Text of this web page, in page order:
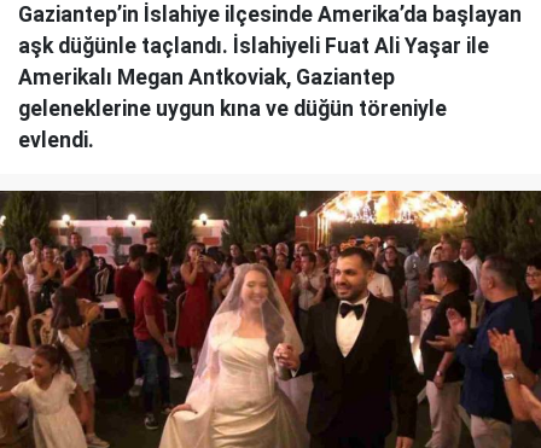
Gaziantep’in İslahiye ilçesinde Amerika’da başlayan
aşk düğünle taçlandı. İslahiyeli Fuat Ali Yaşar ile
Amerikalı Megan Antkoviak, Gaziantep
geleneklerine uygun kına ve düğün töreniyle
evlendi.